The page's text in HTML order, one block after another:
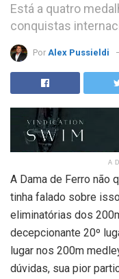
Está a quatro
conquistas
Por Alex Pussieldi
A Dama de Ferro não
tinha falado sobre
eliminatórias dos
decepcionante 20º
lugar nos 200m
dúvidas, sua pior